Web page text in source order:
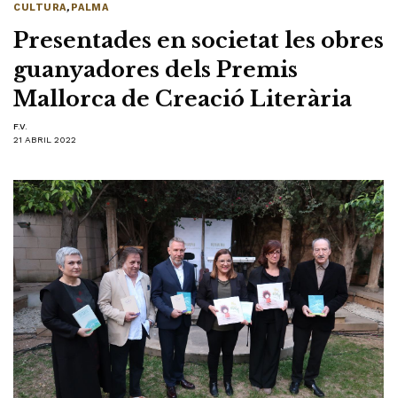
CULTURA, PALMA
Presentades en societat les obres
guanyadores dels Premis
Mallorca de Creació Literària
F.V.
21 ABRIL 2022